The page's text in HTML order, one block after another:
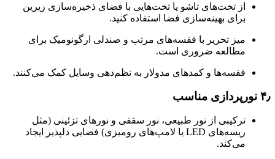
از تخت‌های تاشو یا تخت‌هایی با فضای ذخیره‌سازی زیرین
برای بهینه‌سازی فضا استفاده کنید.
میز تحریر با قفسه‌های مرتب و صندلی ارگونومیک برای
مطالعه ضروری است.
قفسه‌ها و کمدهای مدولار به نظم‌دهی وسایل کمک می‌کنند.
۴٫ نورپردازی مناسب
ترکیبی از نور طبیعی، نور سقفی و نورهای تزئینی (مثل
ریسه‌های LED یا لامپ‌های رومیزی) فضایی دلپذیر ایجاد
می‌کند.